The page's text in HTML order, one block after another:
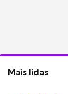
Mais lidas